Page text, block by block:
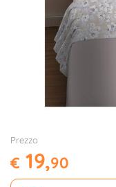
Prezzo
€ 19,90